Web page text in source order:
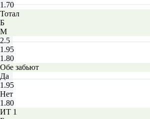
1.70
Тотал
Б
М
2.5
1.95
1.80
Обе забьют
Да
1.95
Нет
1.80
ИТ 1